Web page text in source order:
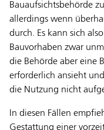
Bauaufsichtsbehörde
allerdings wenn
durch. Es kann sich
Bauvorhaben zwar
die Behörde aber eine
erforderlich ansieht
die Nutzung nicht
In diesen Fällen
Gestattung einer